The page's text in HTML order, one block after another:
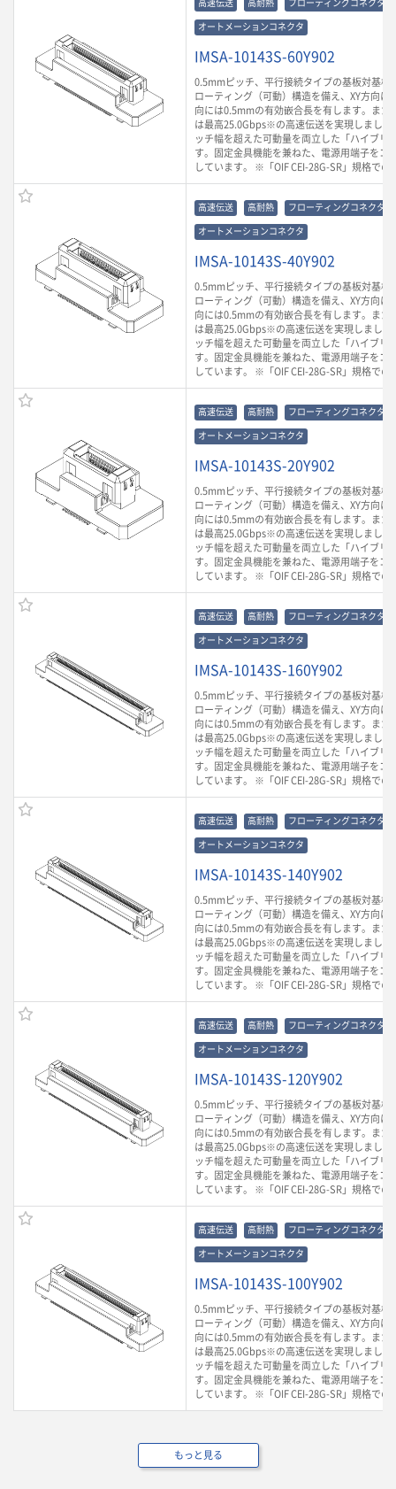
高速伝送 高耐熱 フローティングコネクタ
オートメーションコネクタ
IMSA-10143S-60Y902
0.5mmピッチ、平行接続タイプの基板対基板
ローティング（可動）構造を備え、XY方向に
向には0.5mmの有効嵌合長を有します。また
は最高25.0Gbps※の高速伝送を実現しました
ッチ幅を超えた可動量を両立した「ハイブリ
す。固定金具機能を兼ねた、電源用端子をコ
しています。 ※「OIF CEI-28G-SR」規格での
高速伝送 高耐熱 フローティングコネクタ
オートメーションコネクタ
IMSA-10143S-40Y902
0.5mmピッチ、平行接続タイプの基板対基板
ローティング（可動）構造を備え、XY方向に
向には0.5mmの有効嵌合長を有します。また
は最高25.0Gbps※の高速伝送を実現しました
ッチ幅を超えた可動量を両立した「ハイブリ
す。固定金具機能を兼ねた、電源用端子をコ
しています。 ※「OIF CEI-28G-SR」規格での
高速伝送 高耐熱 フローティングコネクタ
オートメーションコネクタ
IMSA-10143S-20Y902
0.5mmピッチ、平行接続タイプの基板対基板
ローティング（可動）構造を備え、XY方向に
向には0.5mmの有効嵌合長を有します。また
は最高25.0Gbps※の高速伝送を実現しました
ッチ幅を超えた可動量を両立した「ハイブリ
す。固定金具機能を兼ねた、電源用端子をコ
しています。 ※「OIF CEI-28G-SR」規格での
高速伝送 高耐熱 フローティングコネクタ
オートメーションコネクタ
IMSA-10143S-160Y902
0.5mmピッチ、平行接続タイプの基板対基板
ローティング（可動）構造を備え、XY方向に
向には0.5mmの有効嵌合長を有します。また
は最高25.0Gbps※の高速伝送を実現しました
ッチ幅を超えた可動量を両立した「ハイブリ
す。固定金具機能を兼ねた、電源用端子をコ
しています。 ※「OIF CEI-28G-SR」規格での
高速伝送 高耐熱 フローティングコネクタ
オートメーションコネクタ
IMSA-10143S-140Y902
0.5mmピッチ、平行接続タイプの基板対基板
ローティング（可動）構造を備え、XY方向に
向には0.5mmの有効嵌合長を有します。また
は最高25.0Gbps※の高速伝送を実現しました
ッチ幅を超えた可動量を両立した「ハイブリ
す。固定金具機能を兼ねた、電源用端子をコ
しています。 ※「OIF CEI-28G-SR」規格での
高速伝送 高耐熱 フローティングコネクタ
オートメーションコネクタ
IMSA-10143S-120Y902
0.5mmピッチ、平行接続タイプの基板対基板
ローティング（可動）構造を備え、XY方向に
向には0.5mmの有効嵌合長を有します。また
は最高25.0Gbps※の高速伝送を実現しました
ッチ幅を超えた可動量を両立した「ハイブリ
す。固定金具機能を兼ねた、電源用端子をコ
しています。 ※「OIF CEI-28G-SR」規格での
高速伝送 高耐熱 フローティングコネクタ
オートメーションコネクタ
IMSA-10143S-100Y902
0.5mmピッチ、平行接続タイプの基板対基板
ローティング（可動）構造を備え、XY方向に
向には0.5mmの有効嵌合長を有します。また
は最高25.0Gbps※の高速伝送を実現しました
ッチ幅を超えた可動量を両立した「ハイブリ
す。固定金具機能を兼ねた、電源用端子をコ
しています。 ※「OIF CEI-28G-SR」規格での
もっと見る